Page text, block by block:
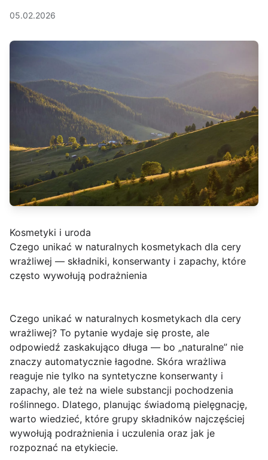
05.02.2026
Kosmetyki i uroda
Czego unikać w naturalnych kosmetykach dla cery
wrażliwej — składniki, konserwanty i zapachy, które
często wywołują podrażnienia
Czego unikać w naturalnych kosmetykach dla cery
wrażliwej? To pytanie wydaje się proste, ale
odpowiedź zaskakująco długa — bo „naturalne” nie
znaczy automatycznie łagodne. Skóra wrażliwa
reaguje nie tylko na syntetyczne konserwanty i
zapachy, ale też na wiele substancji pochodzenia
roślinnego. Dlatego, planując świadomą pielęgnację,
warto wiedzieć, które grupy składników najczęściej
wywołują podrażnienia i uczulenia oraz jak je
rozpoznać na etykiecie.